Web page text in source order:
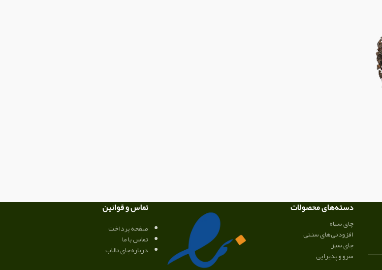
دسته‌های محصولات
چای سیاه
افزودنی‌های سنتی
چای سبز
سرو و پذیرایی
تماس و قوانین
صفحه پرداخت
تماس با ما
درباره چای تالاب